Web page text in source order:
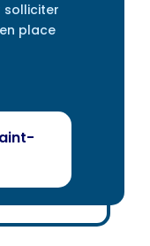
solliciter
place